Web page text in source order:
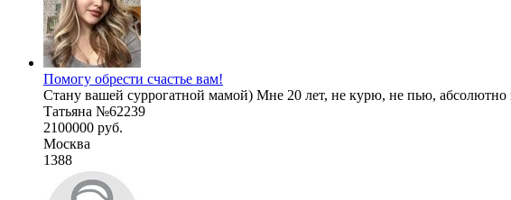
Помогу обрести счастье вам!
Стану вашей суррогатной мамой) Мне 20 лет, не курю, не пью, абсолютно
Татьяна №62239
2100000 руб.
Москва
1388